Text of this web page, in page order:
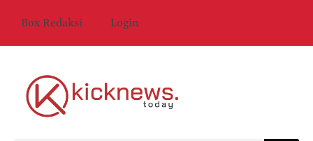
Box Redaksi Login